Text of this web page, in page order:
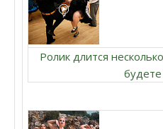
Ролик длится